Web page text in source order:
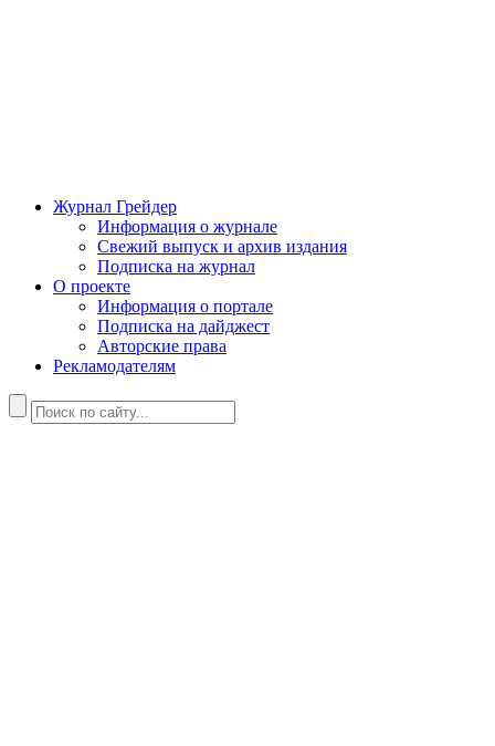
Журнал Грейдер
Информация о журнале
Свежий выпуск и архив издания
Подписка на журнал
О проекте
Информация о портале
Подписка на дайджест
Авторские права
Рекламодателям